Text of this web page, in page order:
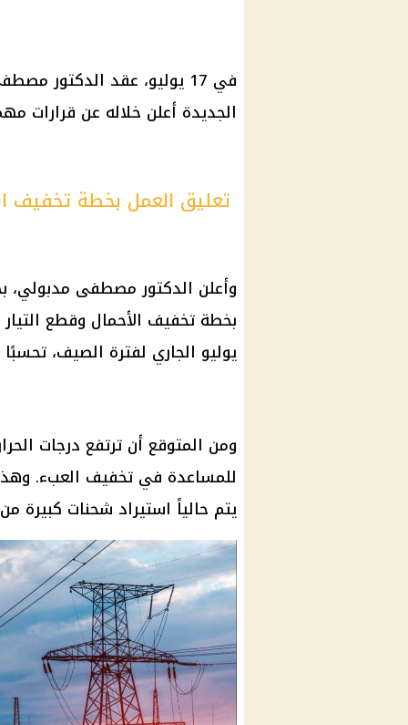
في 17 يوليو، عقد الدكتور
الجديدة أعلن خلاله عن قرارات
تعليق العمل بخطة تخفيف
وأعلن الدكتور مصطفى مدبولي،
بخطة تخفيف الأحمال وقطع
يوليو الجاري لفترة الصيف،
ومن المتوقع أن ترتفع درجات
للمساعدة في تخفيف العبء.
يتم حالياً استيراد شحنات كبيرة